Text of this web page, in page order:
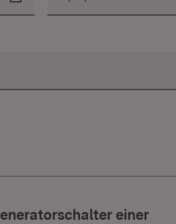
einer